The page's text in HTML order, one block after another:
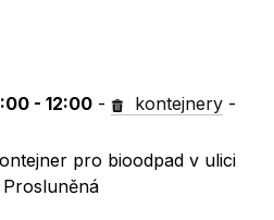
- 12:00 - kontejnery -
pro bioodpad v ulici